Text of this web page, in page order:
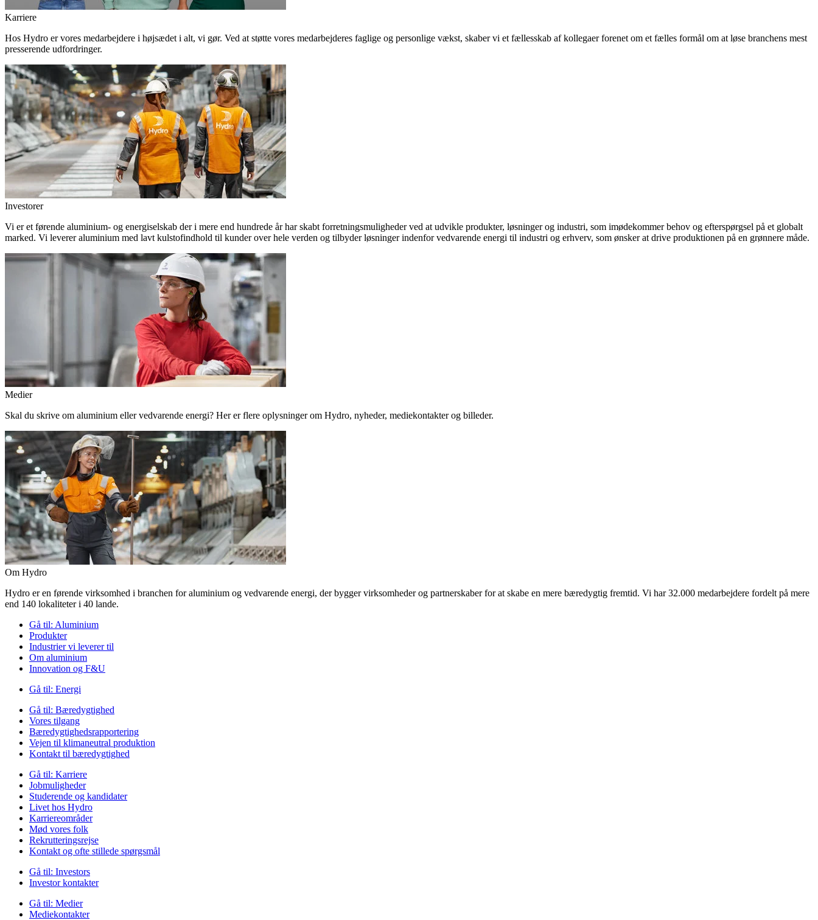
Karriere
Hos Hydro er vores medarbejdere i højsædet i alt, vi gør. Ved at støtte vores medarbejderes faglige og personlige vækst, skaber vi et fællesskab af kollegaer forenet om et fælles formål om at løse branchens mest
presserende udfordringer.
Investorer
Vi er et førende aluminium- og energiselskab der i mere end hundrede år har skabt forretningsmuligheder ved at udvikle produkter, løsninger og industri, som imødekommer behov og efterspørgsel på et globalt
marked. Vi leverer aluminium med lavt kulstofindhold til kunder over hele verden og tilbyder løsninger indenfor vedvarende energi til industri og erhverv, som ønsker at drive produktionen på en grønnere måde.
Medier
Skal du skrive om aluminium eller vedvarende energi? Her er flere oplysninger om Hydro, nyheder, mediekontakter og billeder.
Om Hydro
Hydro er en førende virksomhed i branchen for aluminium og vedvarende energi, der bygger virksomheder og partnerskaber for at skabe en mere bæredygtig fremtid. Vi har 32.000 medarbejdere fordelt på mere
end 140 lokaliteter i 40 lande.
Gå til: Aluminium
Produkter
Industrier vi leverer til
Om aluminium
Innovation og F&U
Gå til: Energi
Gå til: Bæredygtighed
Vores tilgang
Bæredygtighedsrapportering
Vejen til klimaneutral produktion
Kontakt til bæredygtighed
Gå til: Karriere
Jobmuligheder
Studerende og kandidater
Livet hos Hydro
Karriereområder
Mød vores folk
Rekrutteringsrejse
Kontakt og ofte stillede spørgsmål
Gå til: Investors
Investor kontakter
Gå til: Medier
Mediekontakter